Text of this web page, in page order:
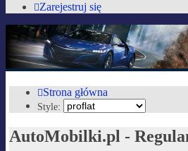
Zarejestruj się
AutoMobilki.pl
Forum dla ludzi z pasją lubiących
Przejdź do zawartości
Strona główna
Style:
AutoMobilki.pl -